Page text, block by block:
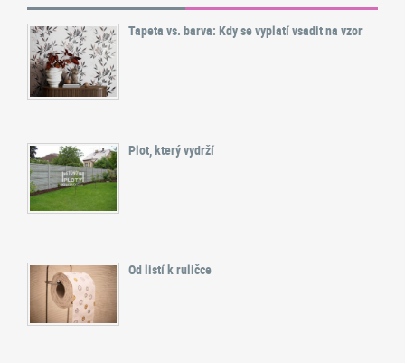
Tapeta vs. barva: Kdy se vyplatí vsadit na vzor
Plot, který vydrží
Od listí k ruličce